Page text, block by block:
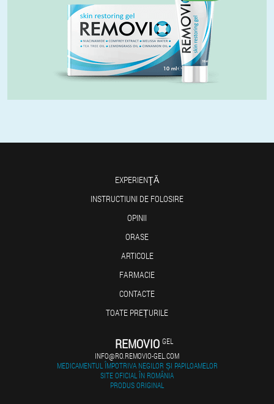
EXPERIENŢĂ
INSTRUCTIUNI DE FOLOSIRE
OPINII
ORASE
ARTICOLE
FARMACIE
CONTACTE
TOATE PREȚURILE
REMOVIO GEL
INFO@RO.REMOVIO-GEL.COM
MEDICAMENTUL ÎMPOTRIVA NEGILOR ȘI PAPILOAMELOR
SITE OFICIAL ÎN ROMÂNIA
PRODUS ORIGINAL